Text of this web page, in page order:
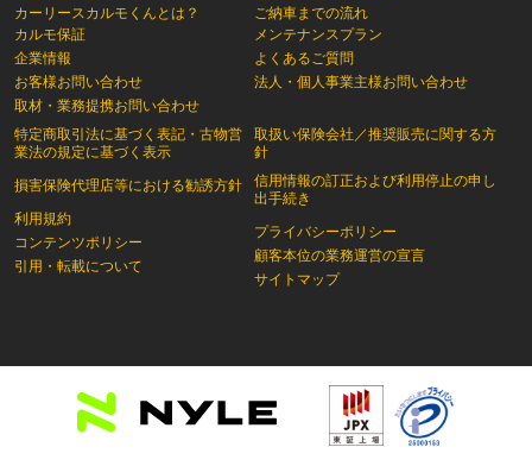
カーリースカルモくんとは？
ご納車までの流れ
カルモ保証
企業情報
お客様お問い合わせ
取材・業務提携お問い合わせ
特定商取引法に基づく表記・古物営
業法の規定に基づく表示
損害保険代理店等における勧誘方針
利用規約
コンテンツポリシー
引用・転載について
メンテナンスプラン
よくあるご質問
法人・個人事業主様お問い合わせ
取扱い保険会社／推奨販売に関する方
針
信用情報の訂正および利用停止の申し
出手続き
プライバシーポリシー
顧客本位の業務運営の宣言
サイトマップ